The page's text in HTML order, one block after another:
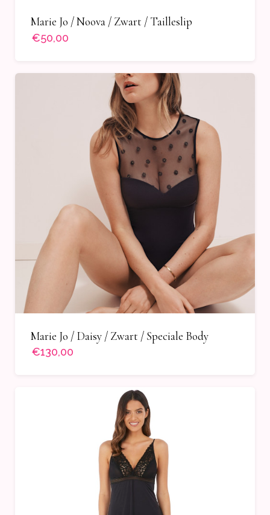
Marie Jo / Noova / Zwart / Tailleslip
€50,00
Marie Jo / Daisy / Zwart / Speciale Body
€130,00